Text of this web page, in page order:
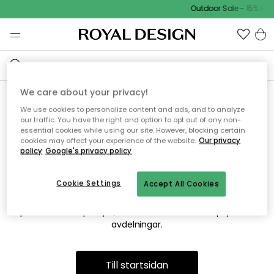
Outdoor Sale - 15%
Vi hittar tyvärr inte sidan du
söker
Detta kan bero på att sidan inte längre finns eller att den har
flyttats. Vi ber om ursäkt för besväret. I menyn ovan kan du
prova att söka på nytt, eller besöka en av våra populära
avdelningar.
Till startsidan
We care about your privacy!
We use cookies to personalize content and ads, and to analyze
our traffic. You have the right and option to opt out of any non-
essential cookies while using our site. However, blocking certain
cookies may affect your experience of the website. Our privacy
policy Google's privacy policy
Accept All Cookies
Cookie Settings